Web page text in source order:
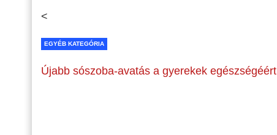
<
EGYÉB KATEGÓRIA
Újabb sószoba-avatás a gyerekek egészségéért